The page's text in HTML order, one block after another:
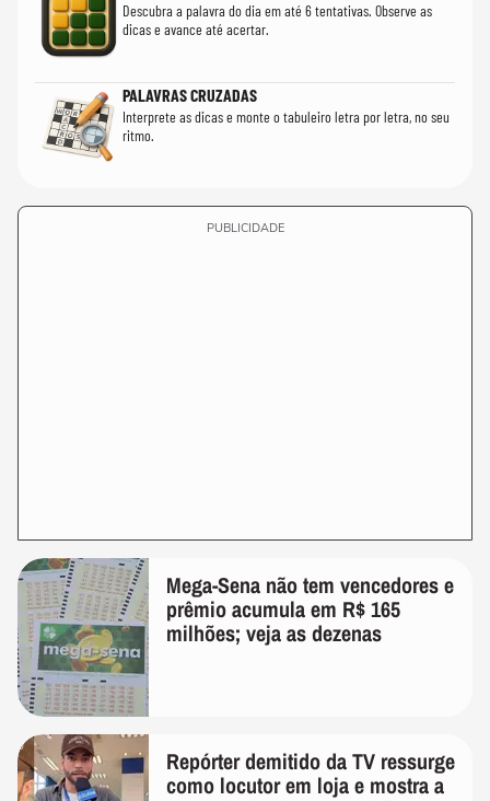
Descubra a palavra do dia em até 6 tentativas. Observe as
dicas e avance até acertar.
PALAVRAS CRUZADAS
Interprete as dicas e monte o tabuleiro letra por letra, no seu
ritmo.
PUBLICIDADE
Mega-Sena não tem vencedores e
prêmio acumula em R$ 165
milhões; veja as dezenas
Repórter demitido da TV ressurge
como locutor em loja e mostra a